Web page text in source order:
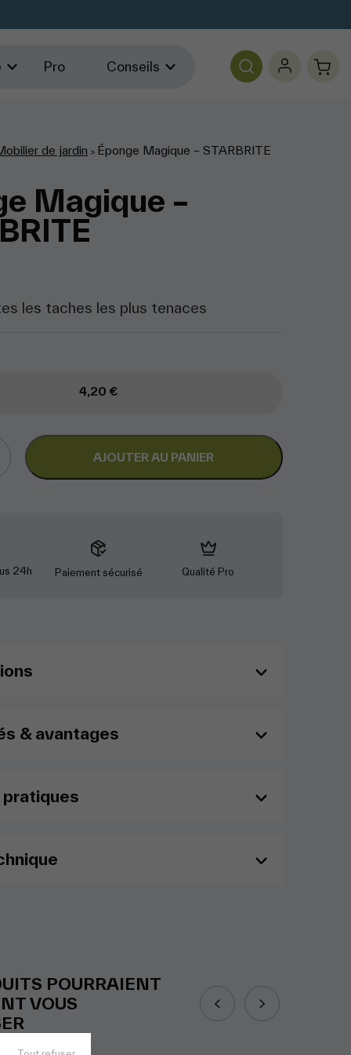
Pro Conseils
de jardin > Éponge Magique – STARBRITE
Magique –
les taches les plus tenaces
4,20 €
AJOUTER AU PANIER
24h Paiement sécurisé Qualité Pro
& avantages
POURRAIENT
VOUS